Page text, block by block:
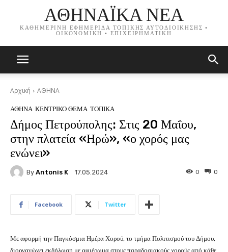
ΑΘΗΝΑΪΚΑ ΝΕΑ
ΚΑΘΗΜΕΡΙΝΗ ΕΦΗΜΕΡΙΔΑ ΤΟΠΙΚΗΣ ΑΥΤΟΔΙΟΙΚΗΣΗΣ •
ΟΙΚΟΝΟΜΙΚΗ • ΕΠΙΧΕΙΡΗΜΑΤΙΚΗ
Αρχική ΑΘΗΝΑ
ΑΘΗΝΑ ΚΕΝΤΡΙΚΟ ΘΕΜΑ ΤΟΠΙΚΑ
Δήμος Πετρούπολης: Στις 20 Μαΐου,
στην πλατεία «Ηρώ», «ο χορός μας
ενώνει»
By Antonis K 17.05.2024 0
0
Facebook Twitter
Με αφορμή την Παγκόσμια Ημέρα Χορού, το τμήμα Πολιτισμού του Δήμου,
διοργανώνει εκδήλωση με αφιέρωμα στους παραδοσιακούς χορούς από κάθε